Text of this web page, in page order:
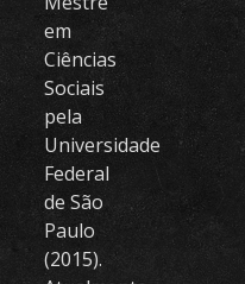
em
Ciências
Sociais
pela
Universidade
Federal
de São
Paulo
(2015).